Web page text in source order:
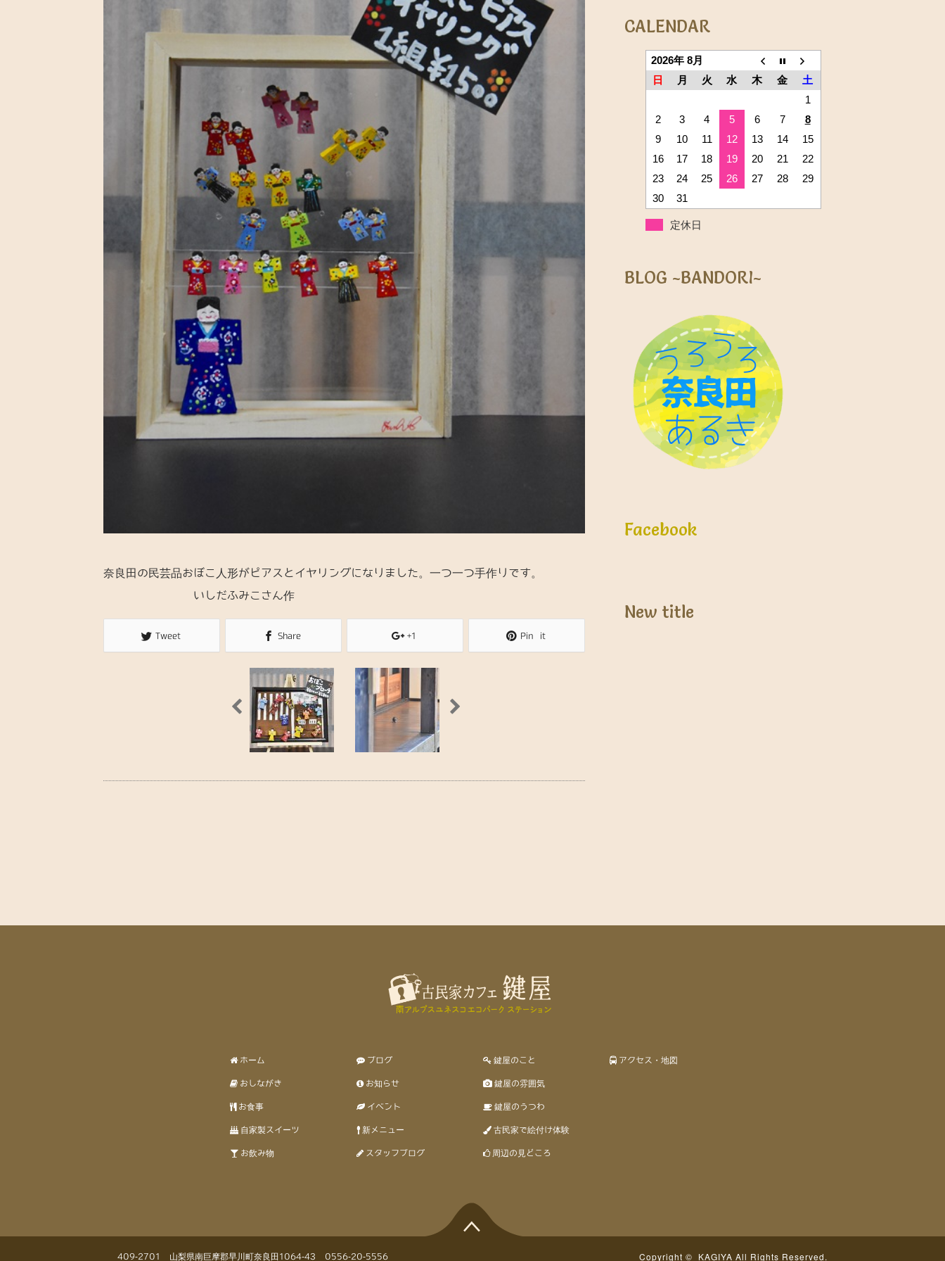
奈良田の民芸品おぼこ人形がピアスとイヤリングになりました。一つ一つ手作りです。
いしだふみこさん作
Tweet Share +1 Pin it
CALENDAR
2026年 8月
日
月 火 水 木 金
土
1
2
3 4 5 6 7
8
9
10 11 12 13 14
15
16
17 18 19 20 21
22
23
24 25 26 27 28
29
30
31
定休日
BLOG ~BANDORI~
Facebook
New title
ホーム
おしながき
お食事
自家製スイーツ
お飲み物
ブログ
お知らせ
イベント
新メニュー
スタッフブログ
鍵屋のこと
鍵屋の雰囲気
鍵屋のうつわ
古民家で絵付け体験
周辺の見どころ
アクセス・地図
409-2701 山梨県南巨摩郡早川町奈良田1064-43 0556-20-5556 Copyright © KAGIYA All Rights Reserved.